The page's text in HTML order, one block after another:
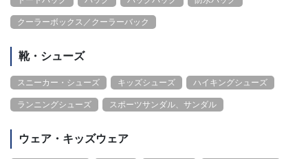
クーラーボックス／クーラーバック
靴・シューズ
スニーカー・シューズ キッズシューズ ハイキングシューズ
ランニングシューズ スポーツサンダル、サンダル
ウェア・キッズウェア